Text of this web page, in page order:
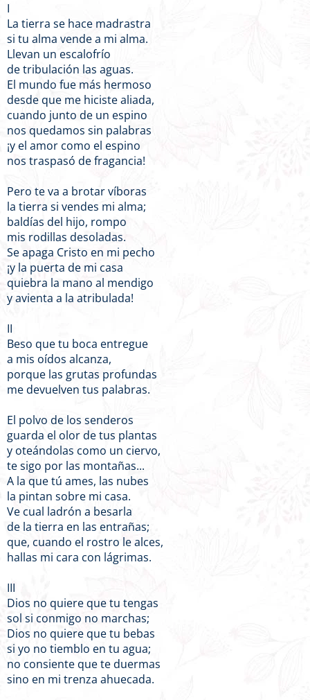
I
La tierra se hace madrastra
si tu alma vende a mi alma.
Llevan un escalofrío
de tribulación las aguas.
El mundo fue más hermoso
desde que me hiciste aliada,
cuando junto de un espino
nos quedamos sin palabras
¡y el amor como el espino
nos traspasó de fragancia!
Pero te va a brotar víboras
la tierra si vendes mi alma;
baldías del hijo, rompo
mis rodillas desoladas.
Se apaga Cristo en mi pecho
¡y la puerta de mi casa
quiebra la mano al mendigo
y avienta a la atribulada!
II
Beso que tu boca entregue
a mis oídos alcanza,
porque las grutas profundas
me devuelven tus palabras.
El polvo de los senderos
guarda el olor de tus plantas
y oteándolas como un ciervo,
te sigo por las montañas...
A la que tú ames, las nubes
la pintan sobre mi casa.
Ve cual ladrón a besarla
de la tierra en las entrañas;
que, cuando el rostro le alces,
hallas mi cara con lágrimas.
III
Dios no quiere que tu tengas
sol si conmigo no marchas;
Dios no quiere que tu bebas
si yo no tiemblo en tu agua;
no consiente que te duermas
sino en mi trenza ahuecada.